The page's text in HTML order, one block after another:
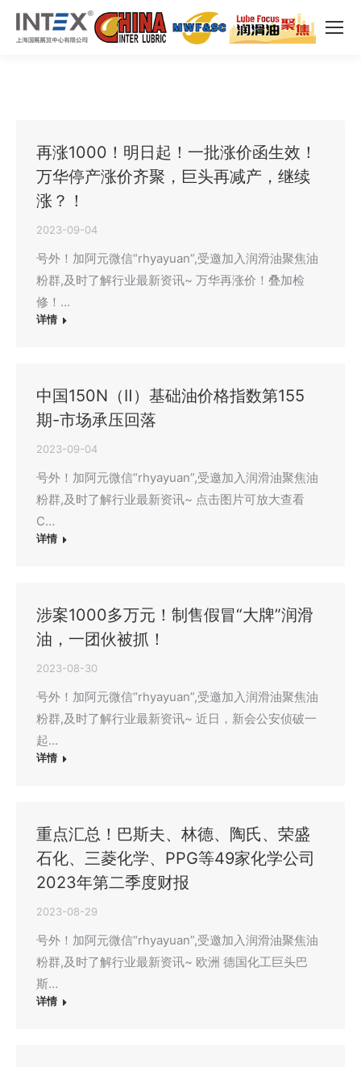
再涨1000！明日起！一批涨价函生效！
万华停产涨价齐聚，巨头再减产，继续
涨？！
2023-09-04
号外！加阿元微信“rhyayuan”,受邀加入润滑油聚焦油
粉群,及时了解行业最新资讯~ 万华再涨价！叠加检
修！…
详情
中国150N（Ⅱ）基础油价格指数第155
期-市场承压回落
2023-09-04
号外！加阿元微信“rhyayuan”,受邀加入润滑油聚焦油
粉群,及时了解行业最新资讯~ 点击图片可放大查看
C…
详情
涉案1000多万元！制售假冒“大牌”润滑
油，一团伙被抓！
2023-08-30
号外！加阿元微信“rhyayuan”,受邀加入润滑油聚焦油
粉群,及时了解行业最新资讯~ 近日，新会公安侦破一
起…
详情
重点汇总！巴斯夫、林德、陶氏、荣盛
石化、三菱化学、PPG等49家化学公司
2023年第二季度财报
2023-08-29
号外！加阿元微信“rhyayuan”,受邀加入润滑油聚焦油
粉群,及时了解行业最新资讯~ 欧洲 德国化工巨头巴
斯…
详情